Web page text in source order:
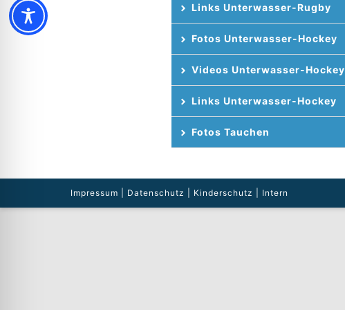
Links Unterwasser-Rugby
Fotos Unterwasser-Hockey
Videos Unterwasser-Hockey
Links Unterwasser-Hockey
Fotos Tauchen
Impressum Datenschutz Kinderschutz Intern